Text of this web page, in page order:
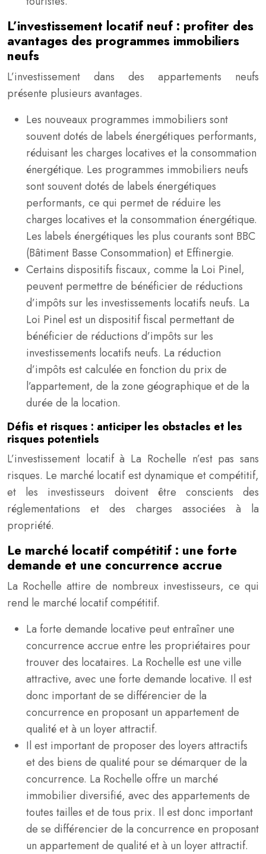
L’investissement locatif neuf : profiter des
avantages des programmes immobiliers
neufs
L’investissement dans des appartements neufs
présente plusieurs avantages.
Les nouveaux programmes immobiliers sont
souvent dotés de labels énergétiques performants,
réduisant les charges locatives et la consommation
énergétique. Les programmes immobiliers neufs
sont souvent dotés de labels énergétiques
performants, ce qui permet de réduire les
charges locatives et la consommation énergétique.
Les labels énergétiques les plus courants sont BBC
(Bâtiment Basse Consommation) et Effinergie.
Certains dispositifs fiscaux, comme la Loi Pinel,
peuvent permettre de bénéficier de réductions
d’impôts sur les investissements locatifs neufs. La
Loi Pinel est un dispositif fiscal permettant de
bénéficier de réductions d’impôts sur les
investissements locatifs neufs. La réduction
d’impôts est calculée en fonction du prix de
l’appartement, de la zone géographique et de la
durée de la location.
Défis et risques : anticiper les obstacles et les
risques potentiels
L’investissement locatif à La Rochelle n’est pas sans
risques. Le marché locatif est dynamique et compétitif,
et les investisseurs doivent être conscients des
réglementations et des charges associées à la
propriété.
Le marché locatif compétitif : une forte
demande et une concurrence accrue
La Rochelle attire de nombreux investisseurs, ce qui
rend le marché locatif compétitif.
La forte demande locative peut entraîner une
concurrence accrue entre les propriétaires pour
trouver des locataires. La Rochelle est une ville
attractive, avec une forte demande locative. Il est
donc important de se différencier de la
concurrence en proposant un appartement de
qualité et à un loyer attractif.
Il est important de proposer des loyers attractifs
et des biens de qualité pour se démarquer de la
concurrence. La Rochelle offre un marché
immobilier diversifié, avec des appartements de
toutes tailles et de tous prix. Il est donc important
de se différencier de la concurrence en proposant
un appartement de qualité et à un loyer attractif.